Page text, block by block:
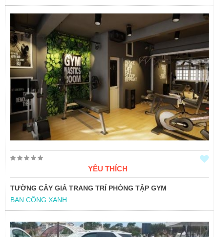
YÊU THÍCH
TƯỜNG CÂY GIẢ TRANG TRÍ PHÒNG TẬP GYM
BAN CÔNG XANH